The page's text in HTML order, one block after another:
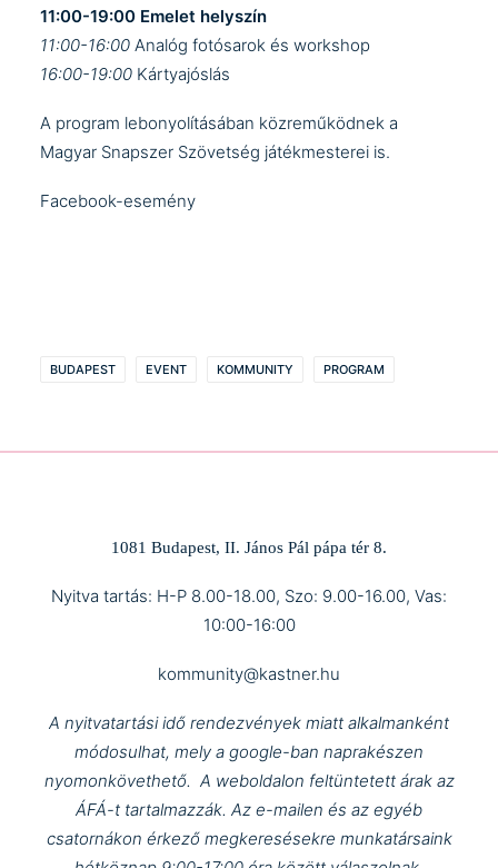
11:00-19:00 Emelet helyszín
11:00-16:00 Analóg fotósarok és workshop
16:00-19:00 Kártyajóslás
A program lebonyolításában közreműködnek a
Magyar Snapszer Szövetség játékmesterei is.
Facebook-esemény
BUDAPEST EVENT KOMMUNITY PROGRAM
1081 Budapest, II. János Pál pápa tér 8.
Nyitva tartás: H-P 8.00-18.00, Szo: 9.00-16.00, Vas:
10:00-16:00
kommunity@kastner.hu
A nyitvatartási idő rendezvények miatt alkalmanként
módosulhat, mely a google-ban naprakészen
nyomonkövethető. A weboldalon feltüntetett árak az
ÁFÁ-t tartalmazzák. Az e-mailen és az egyéb
csatornákon érkező megkeresésekre munkatársaink